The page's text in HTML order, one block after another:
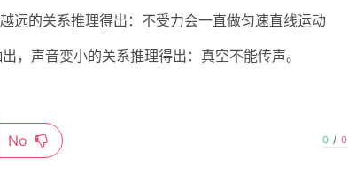
的关系推理得出：不受力会一直做匀速直线运动
声音变小的关系推理得出：真空不能传声。
No 0 / 0